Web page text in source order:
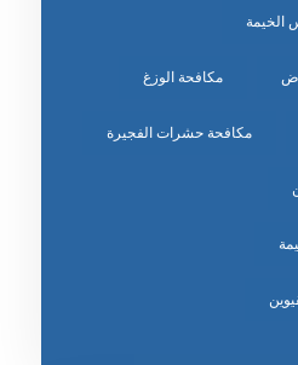
الخيمة
مكافحة الوزغ
مكافحة حشرات الفجيرة